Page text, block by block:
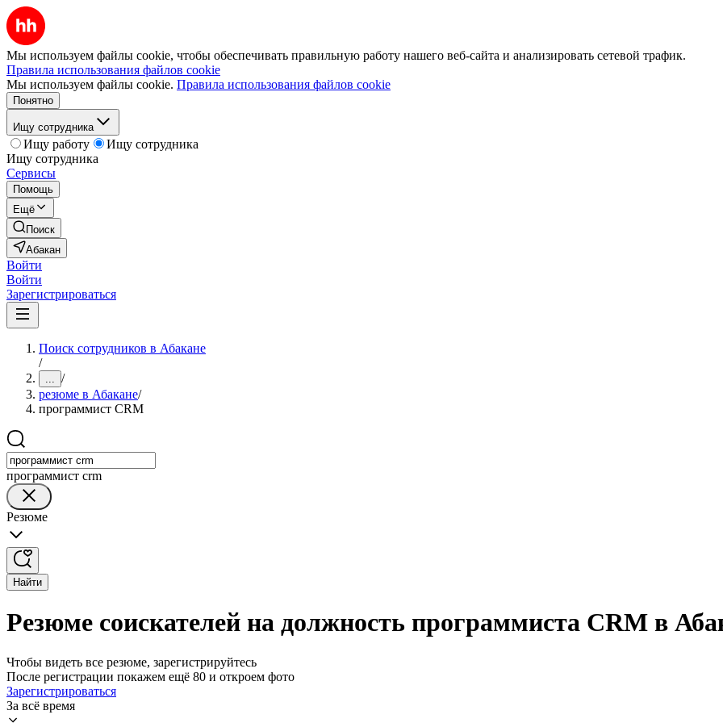
Мы используем файлы cookie, чтобы обеспечивать правильную работу нашего веб-сайта и анализировать сетевой трафик.
Правила использования файлов cookie
Мы используем файлы cookie. Правила использования файлов cookie
Понятно
Ищу сотрудника
Ищу работу
Ищу сотрудника
Ищу сотрудника
Сервисы
Помощь
Ещё
Поиск
Абакан
Войти
Войти
Зарегистрироваться
Поиск сотрудников в Абакане
/
... /
резюме в Абакане/
программист CRM
программист crm
Резюме
Найти
Резюме соискателей на должность программиста CRM в
Чтобы видеть все резюме, зарегистрируйтесь
После регистрации покажем ещё 80 и откроем фото
Зарегистрироваться
За всё время